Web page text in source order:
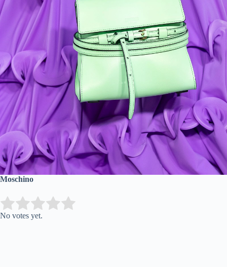
Moschino
Rate this item:
No votes yet.